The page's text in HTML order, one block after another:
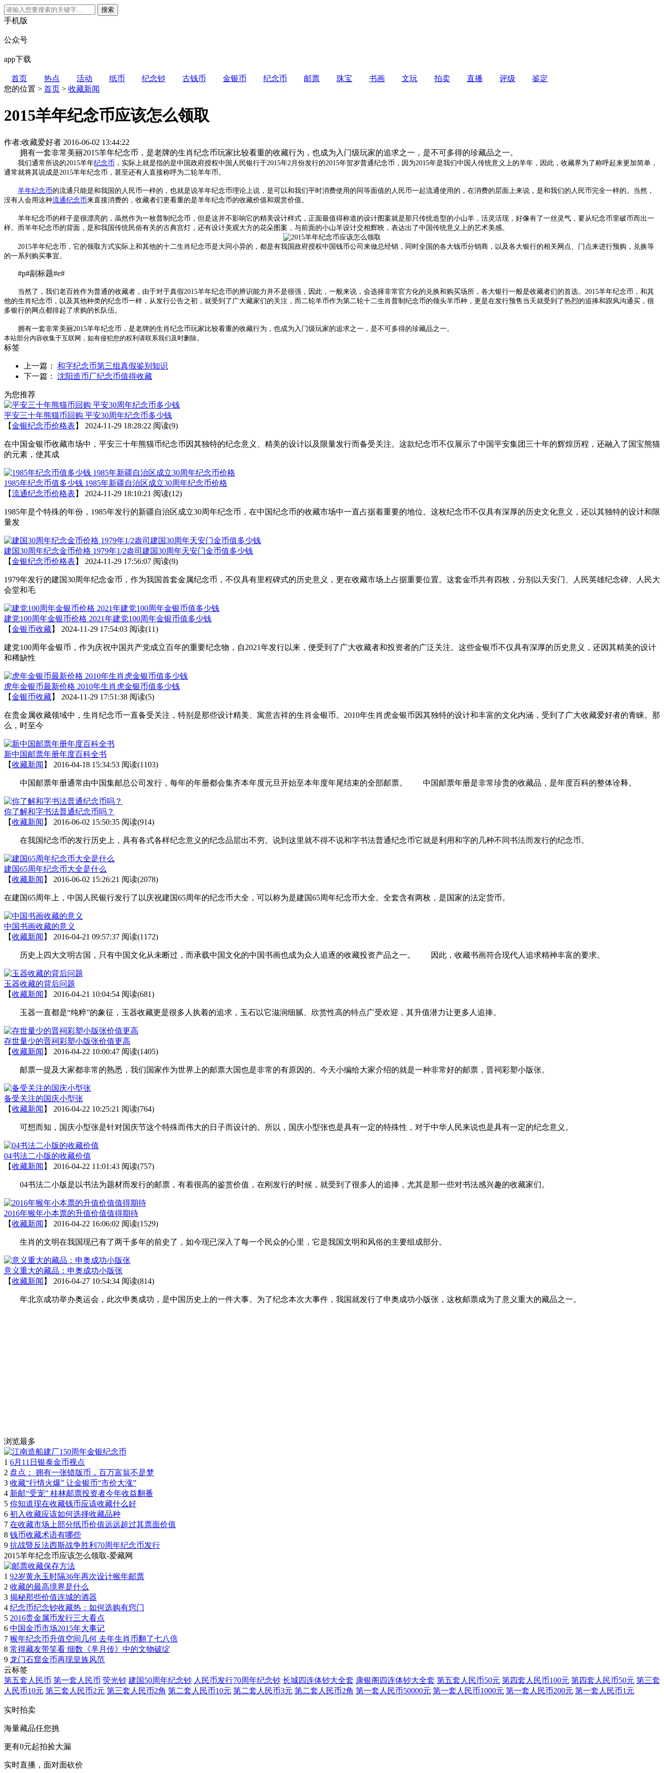
手机版
公众号
app下载
首页 热点 活动 纸币 纪念钞 古钱币 金银币 纪念币 邮票 珠宝 书画 文玩 拍卖 直播 评级
鉴定
您的位置 > 首页 > 收藏新闻
2015羊年纪念币应该怎么领取
作者:收藏爱好者 2016-06-02 13:44:22
拥有一套非常美丽2015羊年纪念币，是老牌的生肖纪念币玩家比较看重的收藏行为，也成为入门级玩家的追求之一，是不可多得的珍藏品之一。
我们通常所说的2015羊年纪念币 ，实际上就是指的是中国政府授权中国人民银行于2015年2月份发行的2015年贺岁普通纪念币，因为2015年是我们中国人传统意义上的羊年，因此，收藏界为了称呼起来更加简单，
通常就将其说成是2015羊年纪念币，甚至还有人直接称呼为二轮羊年币。
羊年纪念币的流通只能是和我国的人民币一样的，也就是说羊年纪念币理论上说，是可以和我们平时消费使用的同等面值的人民币一起流通使用的，在消费的层面上来说，是和我们的人民币完全一样的。当然，
没有人会用这种流通纪念币来直接消费的，收藏者们更看重的是羊年纪念币的收藏价值和观赏价值。
羊年纪念币的样子是很漂亮的，虽然作为一枚普制纪念币，但是这并不影响它的精美设计样式，正面最值得称道的设计图案就是那只传统造型的小山羊，活灵活现，好像有了一丝灵气，要从纪念币里破币而出一
样。而羊年纪念币的背面，是和我国传统民俗有关的古典宫灯，还有设计美观大方的花朵图案，与前面的小山羊设计交相辉映，表达出了中国传统意义上的艺术美感。
2015羊年纪念币，它的领取方式实际上和其他的十二生肖纪念币是大同小异的，都是有我国政府授权中国钱币公司来做总经销，同时全国的各大钱币分销商，以及各大银行的相关网点、门点来进行预购，兑换等
的一系列购买事宜。
#p#副标题#e#
当然了，我们老百姓作为普通的收藏者，由于对于真假2015羊年纪念币的辨识能力并不是很强，因此，一般来说，会选择非常官方化的兑换和购买场所，各大银行一般是收藏者们的首选。2015羊年纪念币，和其
他的生肖纪念币，以及其他种类的纪念币一样，从发行公告之初，就受到了广大藏家们的关注，而二轮羊币作为第二轮十二生肖普制纪念币的领头羊币种，更是在发行预售当天就受到了热烈的追捧和跟风沟通买，很
多银行的网点都排起了求购的长队伍。
拥有一套非常美丽2015羊年纪念币，是老牌的生肖纪念币玩家比较看重的收藏行为，也成为入门级玩家的追求之一，是不可多得的珍藏品之一。
本站部分内容收集于互联网，如有侵犯您的权利请联系我们及时删除。
标签
上一篇： 和字纪念币第三组真假鉴别知识
下一篇： 沈阳造币厂纪念币值得收藏
为您推荐
平安三十年熊猫币回购 平安30周年纪念币多少钱
【金银纪念币价格表 】 2024-11-29 18:28:22 阅读(9)
在中国金银币收藏市场中，平安三十年熊猫币纪念币因其独特的纪念意义、精美的设计以及限量发行而备受关注。这款纪念币不仅展示了中国平安集团三十年的辉煌历程，还融入了国宝熊猫
的元素，使其成
1985年纪念币值多少钱 1985年新疆自治区成立30周年纪念币价格
【流通纪念币价格表 】 2024-11-29 18:10:21 阅读(12)
1985年是个特殊的年份，1985年发行的新疆自治区成立30周年纪念币，在中国纪念币的收藏市场中一直占据着重要的地位。这枚纪念币不仅具有深厚的历史文化意义，还以其独特的设计和限
量发
建国30周年纪念金币价格 1979年1/2盎司建国30周年天安门金币值多少钱
【金银纪念币价格表 】 2024-11-29 17:56:07 阅读(9)
1979年发行的建国30周年纪念金币，作为我国首套金属纪念币，不仅具有里程碑式的历史意义，更在收藏市场上占据重要位置。这套金币共有四枚，分别以天安门、人民英雄纪念碑、人民大
会堂和毛
建党100周年金银币价格 2021年建党100周年金银币值多少钱
【金银币收藏】 2024-11-29 17:54:03 阅读(11)
建党100周年金银币，作为庆祝中国共产党成立百年的重要纪念物，自2021年发行以来，便受到了广大收藏者和投资者的广泛关注。这些金银币不仅具有深厚的历史意义，还因其精美的设计
和稀缺性
虎年金银币最新价格 2010年生肖虎金银币值多少钱
【金银币收藏】 2024-11-29 17:51:38 阅读(5)
在贵金属收藏领域中，生肖纪念币一直备受关注，特别是那些设计精美、寓意吉祥的生肖金银币。2010年生肖虎金银币因其独特的设计和丰富的文化内涵，受到了广大收藏爱好者的青睐。那
么，时至今
新中国邮票年册年度百科全书
【收藏新闻 】 2016-04-18 15:34:53 阅读(1103)
中国邮票年册通常由中国集邮总公司发行，每年的年册都会集齐本年度元旦开始至本年度年尾结束的全部邮票。 中国邮票年册是非常珍贵的收藏品，是年度百科的整体诠释。
你了解和字书法普通纪念币吗？
【收藏新闻 】 2016-06-02 15:50:35 阅读(914)
在我国纪念币的发行历史上，具有各式各样纪念意义的纪念品层出不穷。说到这里就不得不说和字书法普通纪念币它就是利用和字的几种不同书法而发行的纪念币。
建国65周年纪念币大全是什么
【收藏新闻 】 2016-06-02 15:26:21 阅读(2078)
在建国65周年上，中国人民银行发行了以庆祝建国65周年的纪念币大全，可以称为是建国65周年纪念币大全。全套含有两枚，是国家的法定货币。
中国书画收藏的意义
【收藏新闻 】 2016-04-21 09:57:37 阅读(1172)
历史上四大文明古国，只有中国文化从未断过，而承载中国文化的中国书画也成为众人追逐的收藏投资产品之一。 因此，收藏书画符合现代人追求精神丰富的要求。
玉器收藏的背后问题
【收藏新闻 】 2016-04-21 10:04:54 阅读(681)
玉器一直都是“纯粹”的象征，玉器收藏更是很多人执着的追求，玉石以它滋润细腻、欣赏性高的特点广受欢迎，其升值潜力让更多人追捧。
存世量少的晋祠彩塑小版张价值更高
【收藏新闻 】 2016-04-22 10:00:47 阅读(1405)
邮票一提及大家都非常的熟悉，我们国家作为世界上的邮票大国也是非常的有原因的。今天小编给大家介绍的就是一种非常好的邮票，晋祠彩塑小版张。
备受关注的国庆小型张
【收藏新闻 】 2016-04-22 10:25:21 阅读(764)
可想而知，国庆小型张是针对国庆节这个特殊而伟大的日子而设计的。所以，国庆小型张也是具有一定的特殊性，对于中华人民来说也是具有一定的纪念意义。
04书法二小版的收藏价值
【收藏新闻 】 2016-04-22 11:01:43 阅读(757)
04书法二小版是以书法为题材而发行的邮票，有着很高的鉴赏价值，在刚发行的时候，就受到了很多人的追捧，尤其是那一些对书法感兴趣的收藏家们。
2016年猴年小本票的升值价值值得期待
【收藏新闻 】 2016-04-22 16:06:02 阅读(1529)
生肖的文明在我国现已有了两千多年的前史了，如今现已深入了每一个民众的心里，它是我国文明和风俗的主要组成部分。
意义重大的藏品：申奥成功小版张
【收藏新闻 】 2016-04-27 10:54:34 阅读(814)
年北京成功举办奥运会，此次申奥成功，是中国历史上的一件大事。为了纪念本次大事件，我国就发行了申奥成功小版张，这枚邮票成为了意义重大的藏品之一。
浏览最多
1 6月11日银泰金币视点
2 盘点： 拥有一张错版币，百万富翁不是梦
3 收藏“行情火爆” 让金银币“市价大涨”
4 新邮“受宠” 桂林邮票投资者今年收益翻番
5 你知道现在收藏钱币应该收藏什么好
6 初入收藏应该如何选择收藏品种
7 在收藏市场上部分纸币价值远远超过其票面价值
8 钱币收藏术语有哪些
9 抗战暨反法西斯战争胜利70周年纪念币发行
2015羊年纪念币应该怎么领取-爱藏网
1 92岁黄永玉时隔36年再次设计猴年邮票
2 收藏的最高境界是什么
3 揭秘那些价值连城的酒器
4 纪念币纪念钞收藏热：如何选购有窍门
5 2016贵金属币发行三大看点
6 中国金币市场2015年大事记
7 猴年纪念币升值空间几何 去年生肖币翻了七八倍
8 常得藏友带笑看 细数《芈月传》中的文物破绽
9 龙门石窟金币再现皇族风范
云标签
第五套人民币 第一套人民币 荧光钞 建国50周年纪念钞 人民币发行70周年纪念钞 长城四连体钞大全套 康银阁四连体钞大全套 第五套人民币50元 第四套人民币100元 第四套人民币50元 第三套
人民币10元 第三套人民币2元 第三套人民币2角 第二套人民币10元 第二套人民币3元 第二套人民币2角 第一套人民币50000元 第一套人民币1000元 第一套人民币200元 第一套人民币1元
实时拍卖
海量藏品任您挑
更有0元起拍捡大漏
实时直播，面对面砍价